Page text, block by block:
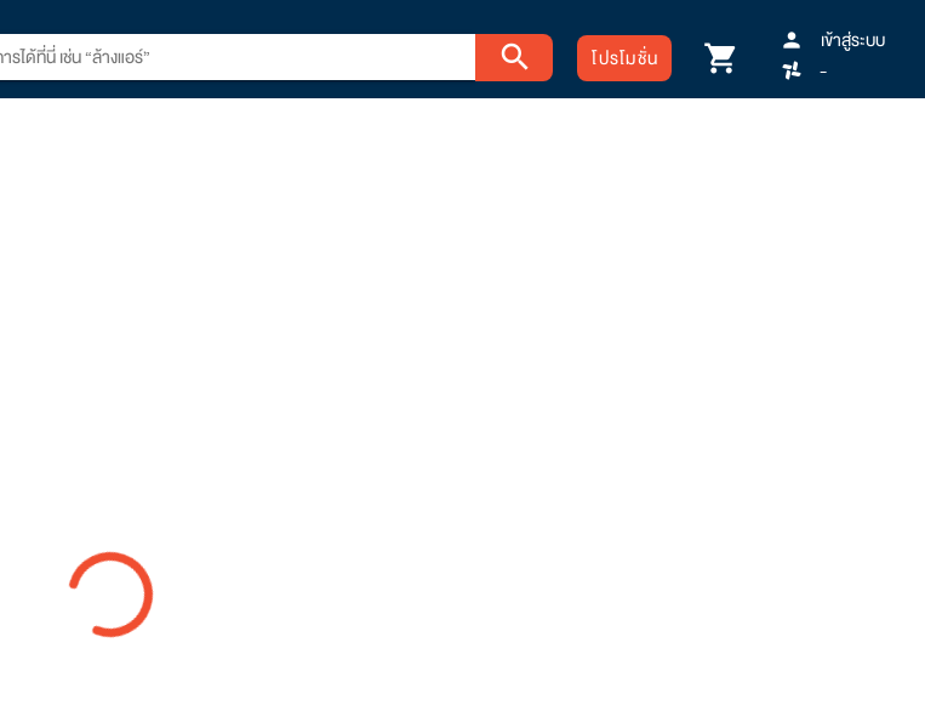
search โปรโมชั่น shopping_cart person
เข้าสู่ระบบ
-